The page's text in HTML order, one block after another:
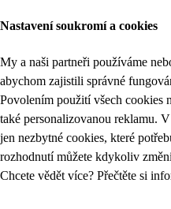
Nastavení soukromí a cookies
My a naši partneři používáme
abychom zajistili správné
Povolením použití všech cookies
také personalizovanou reklamu.
jen nezbytné cookies, které
rozhodnutí můžete kdykoliv
Chcete vědět více? Přečtěte si